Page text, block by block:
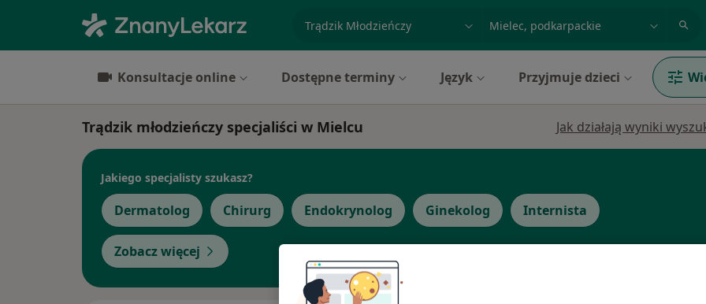
specjalizacja, badanie lub nazwisko
Konsultacje online Dostępne terminy Język Przyjmuje dzieci
Trądzik młodzieńczy specjaliści w Mielcu Jak działają wyniki
Jakiego specjalisty szukasz?
Dermatolog Chirurg Endokrynolog Ginekolog Internista
Zobacz więcej